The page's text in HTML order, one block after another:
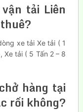
tải Liên
xe tải Xe tải ( 1
Xe tải ( 5 Tấn 2 – 8
hàng tại
rối không?